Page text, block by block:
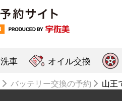
洗車 オイル交換
バッテリー交換の予約 山王